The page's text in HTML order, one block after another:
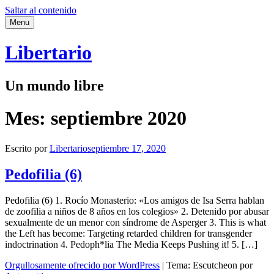
Saltar al contenido
Menu
Libertario
Un mundo libre
Mes: septiembre 2020
Escrito porLibertarioseptiembre 17, 2020
Pedofilia (6)
Pedofilia (6) 1. Rocío Monasterio: «Los amigos de Isa Serra hablan
de zoofilia a niños de 8 años en los colegios» 2. Detenido por abusar
sexualmente de un menor con síndrome de Asperger 3. This is what
the Left has become: Targeting retarded children for transgender
indoctrination 4. Pedoph*lia The Media Keeps Pushing it! 5. […]
Orgullosamente ofrecido por WordPress | Tema: Escutcheon por